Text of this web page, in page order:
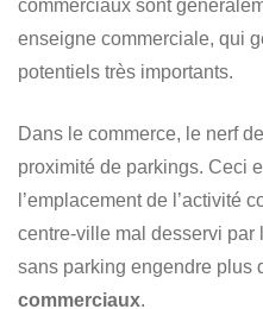
commerciaux sont
enseigne commerciale, qui
potentiels très importants.
Dans le commerce, le nerf
proximité de parkings. Ceci
l’emplacement de l’activité
centre-ville mal desservi par
sans parking engendre plus
commerciaux.